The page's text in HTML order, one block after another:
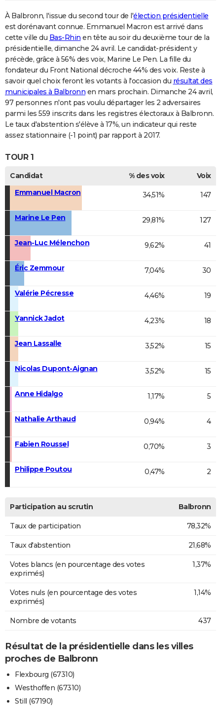
À Balbronn, l'issue du second tour de l'élection présidentielle
est dorénavant connue. Emmanuel Macron est arrivé dans
cette ville du Bas-Rhin en tête au soir du deuxième tour de la
présidentielle, dimanche 24 avril. Le candidat-président y
précède, grâce à 56% des voix, Marine Le Pen. La fille du
fondateur du Front National décroche 44% des voix. Reste à
savoir quel choix feront les votants à l'occasion du résultat des
municipales à Balbronn en mars prochain. Dimanche 24 avril,
97 personnes n'ont pas voulu départager les 2 adversaires
parmi les 559 inscrits dans les registres électoraux à Balbronn.
Le taux d'abstention s'élève à 17%, un indicateur qui reste
assez stationnaire (-1 point) par rapport à 2017.
TOUR 1
Candidat % des voix
Voix
Emmanuel Macron
34,51% 147
Marine Le Pen 29,81% 127
Jean-Luc Mélenchon 9,62% 41
Éric Zemmour 7,04% 30
Valérie Pécresse 4,46% 19
Yannick Jadot 4,23% 18
Jean Lassalle 3,52% 15
Nicolas Dupont-Aignan 3,52% 15
Anne Hidalgo 1,17% 5
Nathalie Arthaud 0,94% 4
Fabien Roussel 0,70% 3
Philippe Poutou 0,47% 2
Participation au scrutin Balbronn
Taux de participation 78,32%
Taux d'abstention 21,68%
Votes blancs (en pourcentage des votes
exprimés)
1,37%
Votes nuls (en pourcentage des votes
exprimés)
1,14%
Nombre de votants 437
Résultat de la présidentielle dans les villes
proches de Balbronn
Flexbourg (67310)
Westhoffen (67310)
Still (67190)